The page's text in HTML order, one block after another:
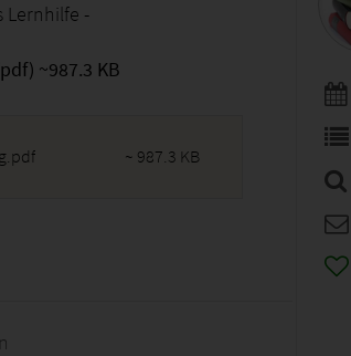
Lernhilfe -
~987.3 KB
~ 987.3 KB